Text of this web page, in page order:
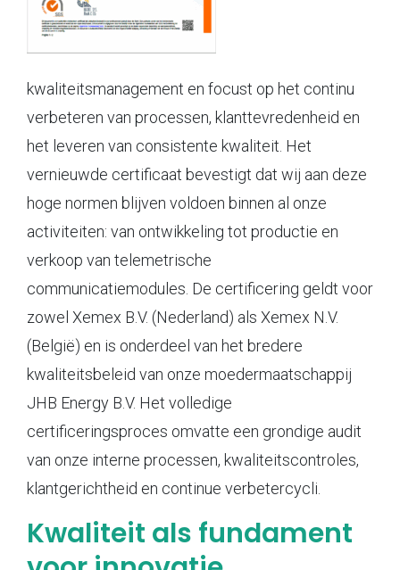
kwaliteitsmanagement en focust op het continu
verbeteren van processen, klanttevredenheid en
het leveren van consistente kwaliteit. Het
vernieuwde certificaat bevestigt dat wij aan deze
hoge normen blijven voldoen binnen al onze
activiteiten: van ontwikkeling tot productie en
verkoop van telemetrische
communicatiemodules. De certificering geldt voor
zowel Xemex B.V. (Nederland) als Xemex N.V.
(België) en is onderdeel van het bredere
kwaliteitsbeleid van onze moedermaatschappij
JHB Energy B.V. Het volledige
certificeringsproces omvatte een grondige audit
van onze interne processen, kwaliteitscontroles,
klantgerichtheid en continue verbetercycli.
Kwaliteit als fundament